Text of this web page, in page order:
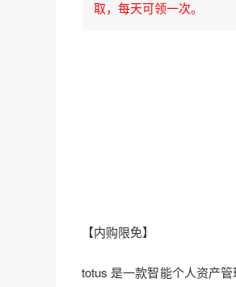
取，每天可领一次。
【内购限免】
totus 是一款智能个人资产